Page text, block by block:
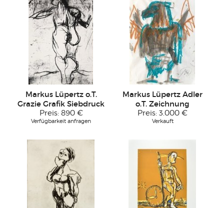
Markus Lüpertz o.T.
Grazie Grafik Siebdruck
Preis: 890 €
Verfügbarkeit anfragen
Markus Lüpertz Adler
o.T. Zeichnung
Preis: 3.000 €
Verkauft